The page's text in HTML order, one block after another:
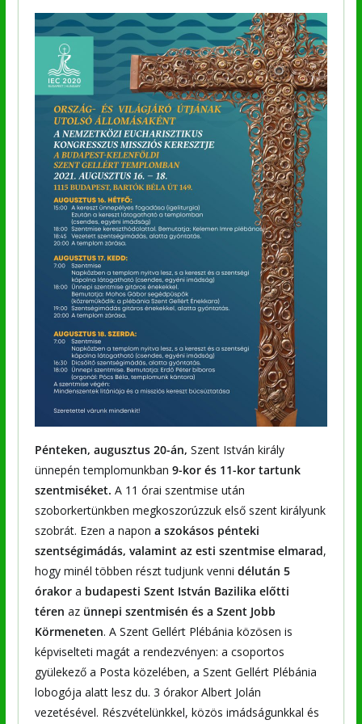
Pénteken, augusztus 20-án, Szent István király
ünnepén templomunkban 9-kor és 11-kor tartunk
szentmiséket. A 11 órai szentmise után
szoborkertünkben megkoszorúzzuk első szent királyunk
szobrát. Ezen a napon a szokásos pénteki
szentségimádás, valamint az esti szentmise elmarad,
hogy minél többen részt tudjunk venni délután 5
órakora budapesti Szent István Bazilika előtti
téren az ünnepi szentmisén és a Szent Jobb
Körmeneten. A Szent Gellért Plébánia közösen is
képviselteti magát a rendezvényen: a csoportos
gyülekező a Posta közelében, a Szent Gellért Plébánia
lobogója alatt lesz du. 3 órakor Albert Jolán
vezetésével. Részvételünkkel, közös imádságunkkal és